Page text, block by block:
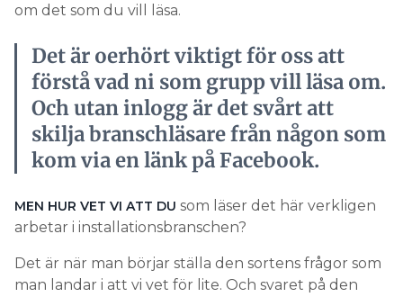
om det som du vill läsa.
Det är oerhört viktigt för oss att
förstå vad ni som grupp vill läsa om.
Och utan inlogg är det svårt att
skilja branschläsare från någon som
kom via en länk på Facebook.
MEN HUR VET VI ATT DU som läser det här verkligen
arbetar i installationsbranschen?
Det är när man börjar ställa den sortens frågor som
man landar i att vi vet för lite. Och svaret på den